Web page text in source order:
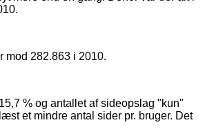
mod 282.863 i 2010.
% og antallet af sideopslag "kun"
et mindre antal sider pr. bruger. Det